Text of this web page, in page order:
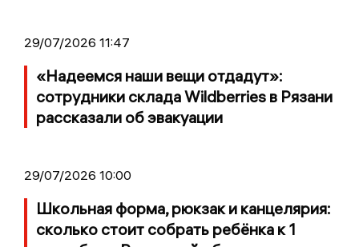
29/07/2026 11:47
«Надеемся наши вещи отдадут»:
сотрудники склада Wildberries в Рязани
рассказали об эвакуации
29/07/2026 10:00
Школьная форма, рюкзак и канцелярия:
сколько стоит собрать ребёнка к 1